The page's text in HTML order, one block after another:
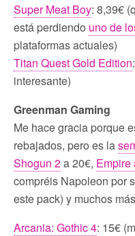
Super Meat Boy: 8,39€
está perdiendo uno de
plataformas actuales)
Titan Quest Gold Edition
interesante)
Greenman Gaming
Me hace gracia porque
rebajados, pero es la
Shogun 2a 20€, Empire
compréis Napoleon por
este pack) y muchos
Arcania: Gothic 4: 15€